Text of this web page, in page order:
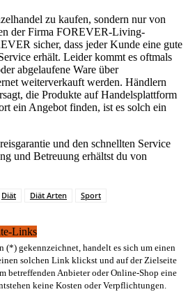
zu kaufen, sondern nur von
der Firma FOREVER-Living-
sicher, dass jeder Kunde eine gute
erhält. Leider kommt es oftmals
abgelaufene Ware über
weiterverkauft werden. Händlern
die Produkte auf Handelsplattform
ein Angebot finden, ist es solch ein
und den schnellten Service
und Betreuung erhältst du von
Diät Diät Arten Sport
Links
(*) gekennzeichnet, handelt es sich um einen
solchen Link klickst und auf der Zielseite
betreffenden Anbieter oder Online-Shop eine
keine Kosten oder Verpflichtungen.